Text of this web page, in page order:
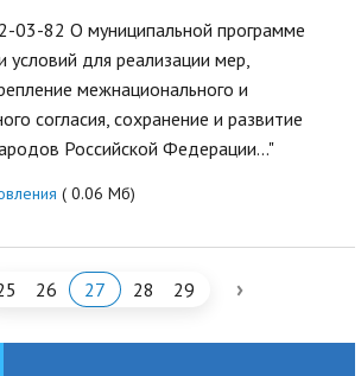
03-82 О муниципальной программе
условий для реализации мер,
межнационального и
согласия, сохранение и развитие
Российской Федерации..."
( 0.06 Мб)
26 27 28 29 ›